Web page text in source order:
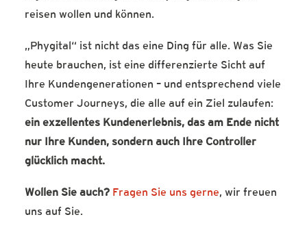
reisen wollen und können.
„Phygital“ ist nicht das eine Ding für alle. Was Sie
heute brauchen, ist eine differenzierte Sicht auf
Ihre Kundengenerationen – und entsprechend viele
Customer Journeys, die alle auf ein Ziel zulaufen:
ein exzellentes Kundenerlebnis, das am Ende nicht
nur Ihre Kunden, sondern auch Ihre Controller
glücklich macht.
Wollen Sie auch? Fragen Sie uns gerne, wir freuen
uns auf Sie.